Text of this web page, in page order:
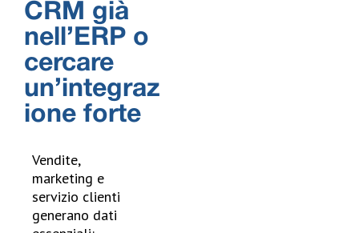
CRM già
nell’ERP o
cercare
un’integraz
ione forte
Vendite,
marketing e
servizio clienti
generano dati